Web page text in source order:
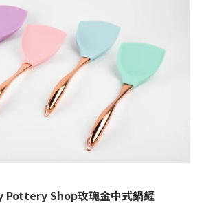
Pottery Shop玫瑰金中式鍋鏟